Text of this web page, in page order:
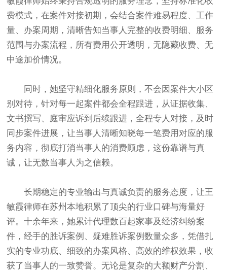
费模式，在案件对接初期，会结合案件难易程度、工作
量、办案周期，清晰告知当事人完整的收费明细、服务
范围与办案流程，所有费用公开透明，无隐藏收费、无
中途加价情况。
同时，她坚守精细化服务原则，不会因案件大小区
别对待，针对每一起案件都会全程跟进，从证据收集、
文书撰写、庭审应诉到后续跟进，全程专人对接，及时
同步案件进展，让当事人清晰知晓每一笔费用对应的服
务内容，彻底打消当事人的消费顾虑，这份靠谱与真
诚，让无数当事人为之信赖。
长期稳定的专业输出与真诚负责的服务态度，让王
敏霞律师在苏州本地积累了顶尖的行业口碑与海量好
评。十余年来，她累计代理数百起家事及经济纠纷案
件，经手的胜诉案例、疑难胜诉案例数量众多，凭借扎
实的专业功底、细致的办案风格、高效的维权效果，收
获了当事人的一致赞誉。无论是复杂的大额财产分割、